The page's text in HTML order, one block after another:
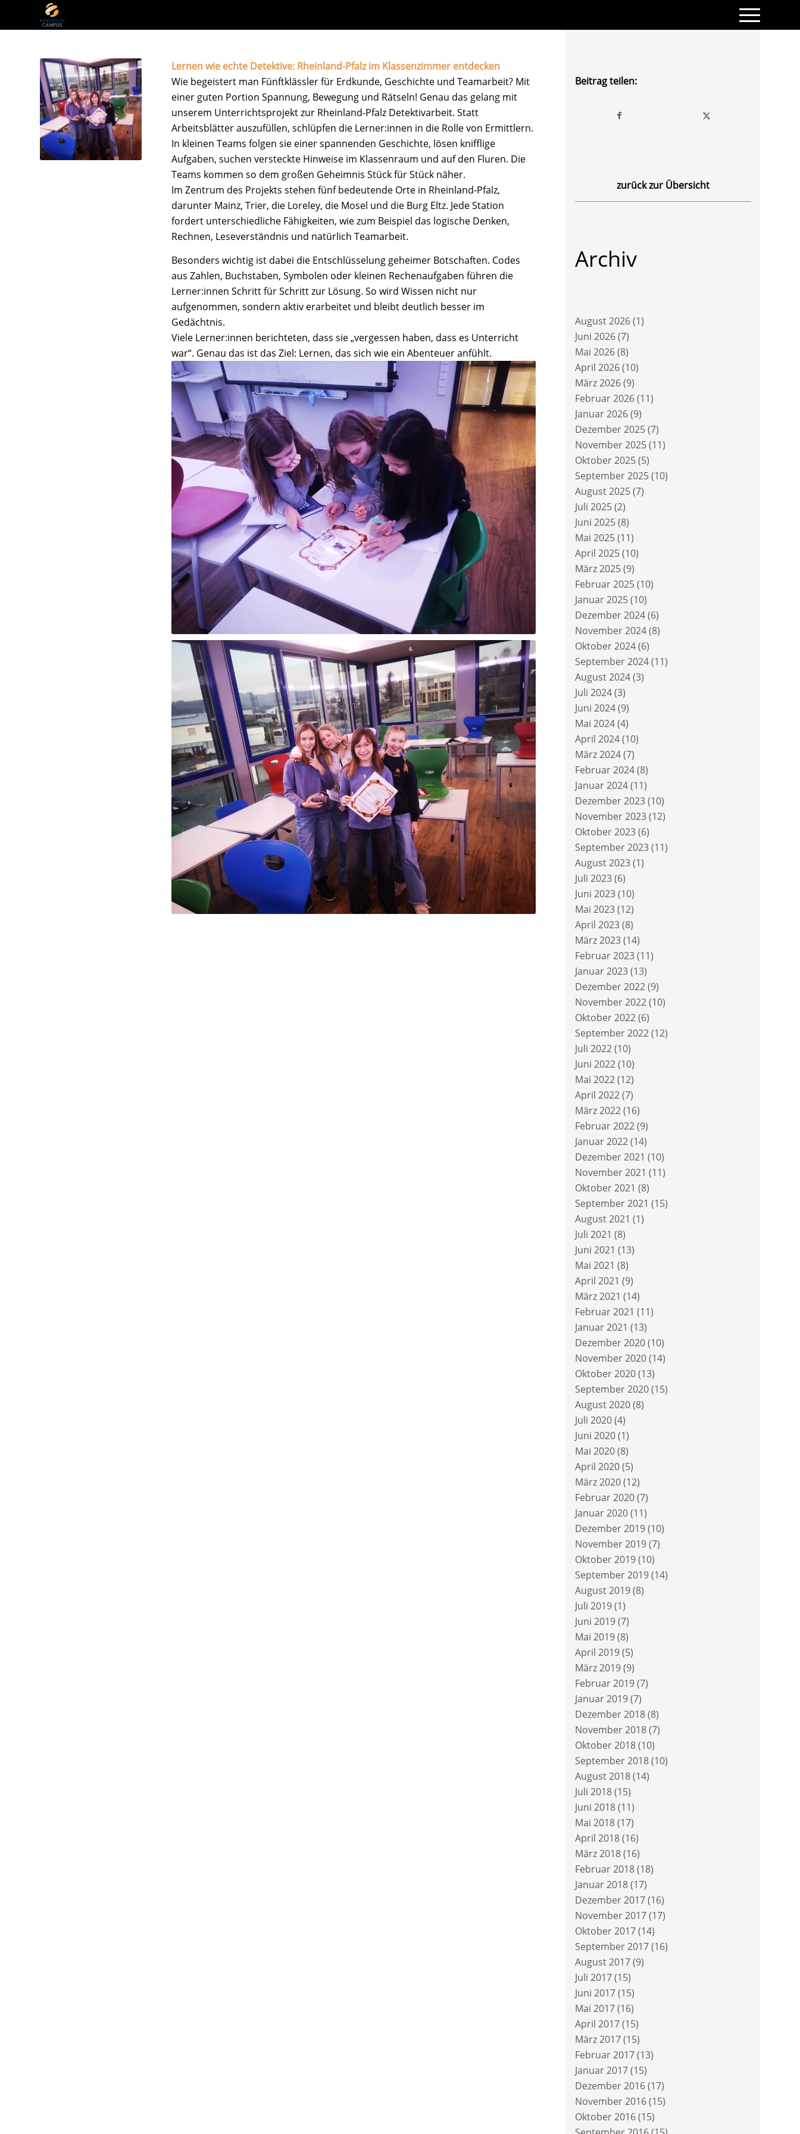
Lernen wie echte Detektive: Rheinland-Pfalz im Klassenzimmer entdecken
Wie begeistert man Fünftklässler für Erdkunde, Geschichte und Teamarbeit? Mit
einer guten Portion Spannung, Bewegung und Rätseln! Genau das gelang mit
unserem Unterrichtsprojekt zur Rheinland-Pfalz Detektivarbeit. Statt
Arbeitsblätter auszufüllen, schlüpfen die Lerner:innen in die Rolle von Ermittlern.
In kleinen Teams folgen sie einer spannenden Geschichte, lösen knifflige
Aufgaben, suchen versteckte Hinweise im Klassenraum und auf den Fluren. Die
Teams kommen so dem großen Geheimnis Stück für Stück näher.
Im Zentrum des Projekts stehen fünf bedeutende Orte in Rheinland-Pfalz,
darunter Mainz, Trier, die Loreley, die Mosel und die Burg Eltz. Jede Station
fordert unterschiedliche Fähigkeiten, wie zum Beispiel das logische Denken,
Rechnen, Leseverständnis und natürlich Teamarbeit.
Besonders wichtig ist dabei die Entschlüsselung geheimer Botschaften. Codes
aus Zahlen, Buchstaben, Symbolen oder kleinen Rechenaufgaben führen die
Lerner:innen Schritt für Schritt zur Lösung. So wird Wissen nicht nur
aufgenommen, sondern aktiv erarbeitet und bleibt deutlich besser im
Gedächtnis.
Viele Lerner:innen berichteten, dass sie „vergessen haben, dass es Unterricht
war“. Genau das ist das Ziel: Lernen, das sich wie ein Abenteuer anfühlt.
Beitrag teilen:
zurück zur Übersicht
Archiv
August 2026(1)
Juni 2026(7)
Mai 2026(8)
April 2026(10)
März 2026(9)
Februar 2026(11)
Januar 2026(9)
Dezember 2025(7)
November 2025(11)
Oktober 2025(5)
September 2025(10)
August 2025(7)
Juli 2025(2)
Juni 2025(8)
Mai 2025(11)
April 2025(10)
März 2025(9)
Februar 2025(10)
Januar 2025(10)
Dezember 2024(6)
November 2024(8)
Oktober 2024(6)
September 2024(11)
August 2024(3)
Juli 2024(3)
Juni 2024(9)
Mai 2024(4)
April 2024(10)
März 2024(7)
Februar 2024(8)
Januar 2024(11)
Dezember 2023(10)
November 2023(12)
Oktober 2023(6)
September 2023(11)
August 2023(1)
Juli 2023(6)
Juni 2023(10)
Mai 2023(12)
April 2023(8)
März 2023(14)
Februar 2023(11)
Januar 2023(13)
Dezember 2022(9)
November 2022(10)
Oktober 2022(6)
September 2022(12)
Juli 2022(10)
Juni 2022(10)
Mai 2022(12)
April 2022(7)
März 2022(16)
Februar 2022(9)
Januar 2022(14)
Dezember 2021 (10)
November 2021 (11)
Oktober 2021 (8)
September 2021 (15)
August 2021 (1)
Juli 2021 (8)
Juni 2021 (13)
Mai 2021 (8)
April 2021 (9)
März 2021 (14)
Februar 2021 (11)
Januar 2021 (13)
Dezember 2020(10)
November 2020(14)
Oktober 2020(13)
September 2020(15)
August 2020(8)
Juli 2020(4)
Juni 2020(1)
Mai 2020(8)
April 2020(5)
März 2020(12)
Februar 2020(7)
Januar 2020(11)
Dezember 2019(10)
November 2019(7)
Oktober 2019(10)
September 2019(14)
August 2019(8)
Juli 2019(1)
Juni 2019(7)
Mai 2019(8)
April 2019(5)
März 2019(9)
Februar 2019(7)
Januar 2019(7)
Dezember 2018(8)
November 2018(7)
Oktober 2018(10)
September 2018(10)
August 2018(14)
Juli 2018(15)
Juni 2018(11)
Mai 2018(17)
April 2018(16)
März 2018(16)
Februar 2018(18)
Januar 2018(17)
Dezember 2017(16)
November 2017(17)
Oktober 2017(14)
September 2017(16)
August 2017(9)
Juli 2017(15)
Juni 2017(15)
Mai 2017(16)
April 2017(15)
März 2017(15)
Februar 2017(13)
Januar 2017(15)
Dezember 2016(17)
November 2016(15)
Oktober 2016(15)